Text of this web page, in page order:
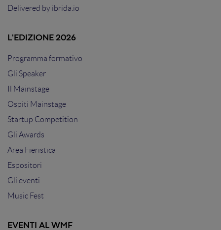
Delivered by ibrida.io
L'EDIZIONE 2026
Programma formativo
Gli Speaker
Il Mainstage
Ospiti Mainstage
Startup Competition
Gli Awards
Area Fieristica
Espositori
Gli eventi
Music Fest
EVENTI AL WMF